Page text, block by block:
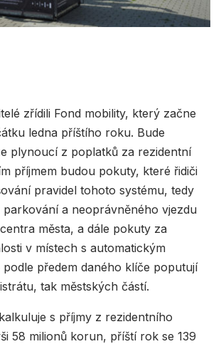
zřídili Fond mobility, který začne
ledna příštího roku. Bude
plynoucí z poplatků za rezidentní
příjmem budou pokuty, které řidiči
pravidel tohoto systému, tedy
a neoprávněného vjezdu
města, a dále pokuty za
v místech s automatickým
podle předem daného klíče poputují
tak městských částí.
s příjmy z rezidentního
58 milionů korun, příští rok se 139